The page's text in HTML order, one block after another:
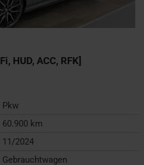
HUD, ACC, RFK]
Pkw
60.900 km
11/2024
Gebrauchtwagen